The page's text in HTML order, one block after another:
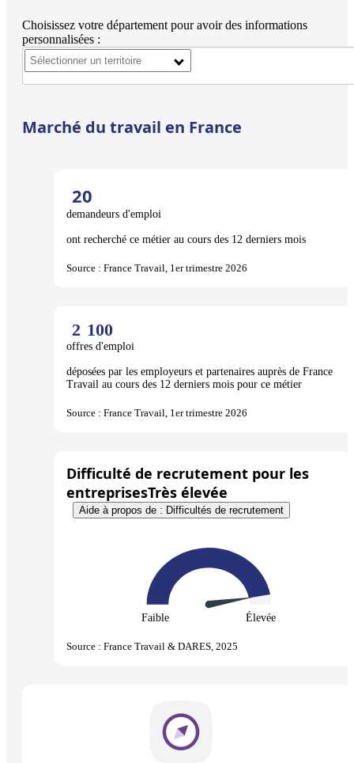
Choisissez votre département pour avoir des informations
personnalisées :
Marché du travail en France
20
demandeurs d'emploi
ont recherché ce métier au cours des 12 derniers mois
Source : France Travail, 1er trimestre 2026
2 100
offres d'emploi
déposées par les employeurs et partenaires auprès de France
Travail au cours des 12 derniers mois pour ce métier
Source : France Travail, 1er trimestre 2026
Difficulté de recrutement pour les
entreprisesTrès élevée
Aide à propos de : Difficultés de recrutement
Faible Élevée
Source : France Travail & DARES, 2025